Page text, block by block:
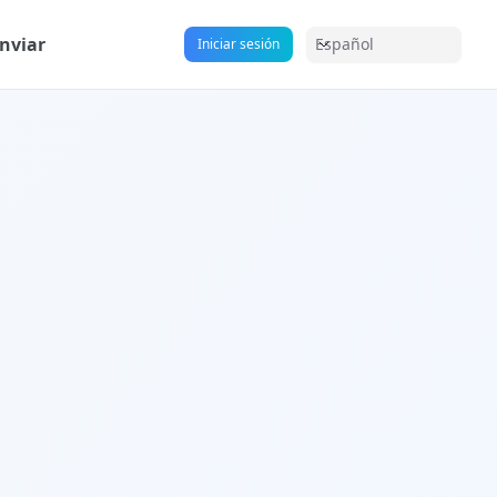
Iniciar sesión Español